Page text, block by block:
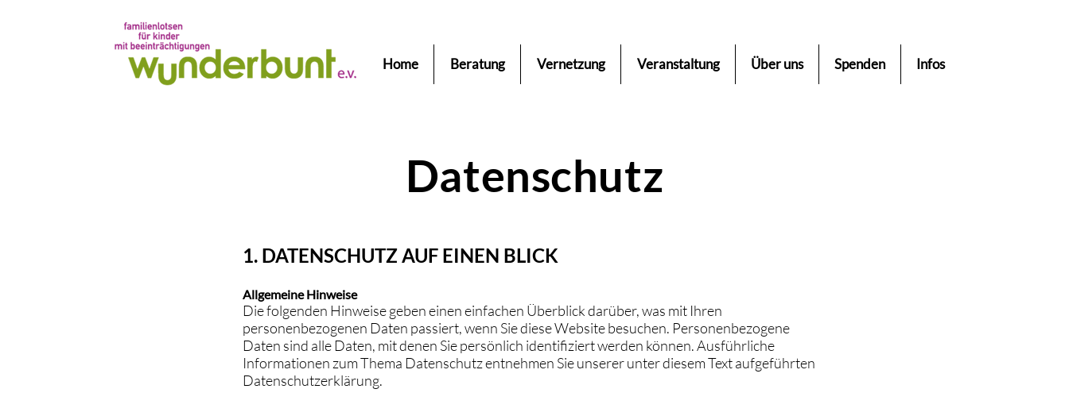
Home Beratung Vernetzung Veranstaltung Über uns Spenden Infos
Datenschutz
1. DATENSCHUTZ AUF EINEN BLICK
Allgemeine Hinweise
Die folgenden Hinweise geben einen einfachen Überblick darüber, was mit Ihren
personenbezogenen Daten passiert, wenn Sie diese Website besuchen. Personenbezogene
Daten sind alle Daten, mit denen Sie persönlich identifiziert werden können. Ausführliche
Informationen zum Thema Datenschutz entnehmen Sie unserer unter diesem Text aufgeführten
Datenschutzerklärung.